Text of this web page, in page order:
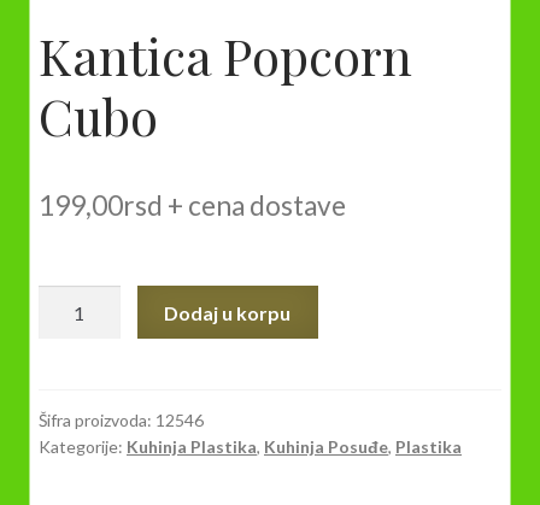
Kantica Popcorn
Cubo
199,00rsd + cena dostave
Dodaj u korpu
Šifra proizvoda: 12546
Kategorije: Kuhinja Plastika, Kuhinja Posuđe, Plastika